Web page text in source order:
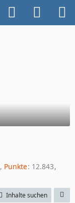
Punkte 12.843
Inhalte suchen